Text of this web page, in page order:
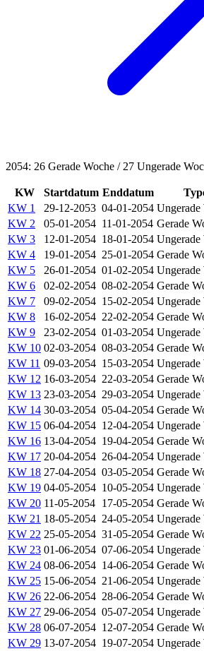
2054: 26 Gerade Woche / 27 Ungerade
KW Startdatum Enddatum
KW 1
29-12-2053 04-01-2054 Ungerade
KW 2
05-01-2054 11-01-2054 Gerade
KW 3
12-01-2054 18-01-2054 Ungerade
KW 4
19-01-2054 25-01-2054 Gerade
KW 5
26-01-2054 01-02-2054 Ungerade
KW 6
02-02-2054 08-02-2054 Gerade
KW 7
09-02-2054 15-02-2054 Ungerade
KW 8
16-02-2054 22-02-2054 Gerade
KW 9
23-02-2054 01-03-2054 Ungerade
KW 10 02-03-2054 08-03-2054 Gerade
KW 11 09-03-2054 15-03-2054 Ungerade
KW 12 16-03-2054 22-03-2054 Gerade
KW 13 23-03-2054 29-03-2054 Ungerade
KW 14 30-03-2054 05-04-2054 Gerade
KW 15 06-04-2054 12-04-2054 Ungerade
KW 16 13-04-2054 19-04-2054 Gerade
KW 17 20-04-2054 26-04-2054 Ungerade
KW 18 27-04-2054 03-05-2054 Gerade
KW 19 04-05-2054 10-05-2054 Ungerade
KW 20 11-05-2054 17-05-2054 Gerade
KW 21 18-05-2054 24-05-2054 Ungerade
KW 22 25-05-2054 31-05-2054 Gerade
KW 23 01-06-2054 07-06-2054 Ungerade
KW 24 08-06-2054 14-06-2054 Gerade
KW 25 15-06-2054 21-06-2054 Ungerade
KW 26 22-06-2054 28-06-2054 Gerade
KW 27 29-06-2054 05-07-2054 Ungerade
KW 28 06-07-2054 12-07-2054 Gerade
KW 29 13-07-2054 19-07-2054 Ungerade